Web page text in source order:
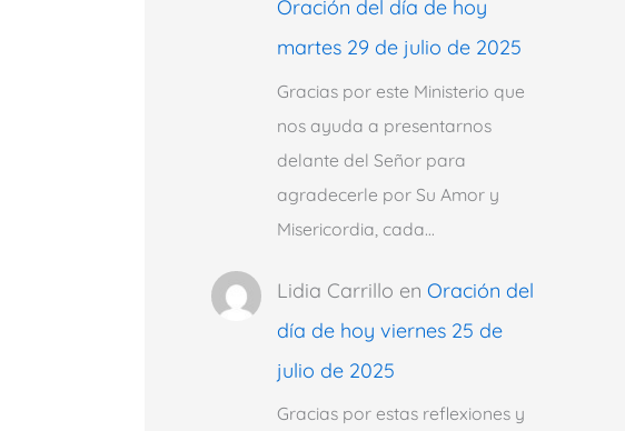
Oración del día de hoy
martes 29 de julio de 2025
Gracias por este Ministerio que
nos ayuda a presentarnos
delante del Señor para
agradecerle por Su Amor y
Misericordia, cada…
Lidia Carrillo en Oración del
día de hoy viernes 25 de
julio de 2025
Gracias por estas reflexiones y